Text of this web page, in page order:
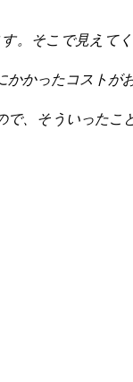
。そこで見えて
かかったコストが
、そういった